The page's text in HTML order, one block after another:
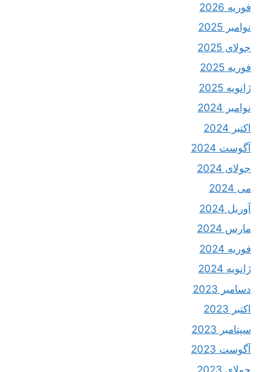
فوریه 2026
نوامبر 2025
جولای 2025
فوریه 2025
ژانویه 2025
نوامبر 2024
اکتبر 2024
آگوست 2024
جولای 2024
می 2024
آوریل 2024
مارس 2024
فوریه 2024
ژانویه 2024
دسامبر 2023
اکتبر 2023
سپتامبر 2023
آگوست 2023
جولای 2023